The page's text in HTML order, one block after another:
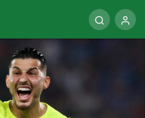
Üç yeni isim yolda! İşte